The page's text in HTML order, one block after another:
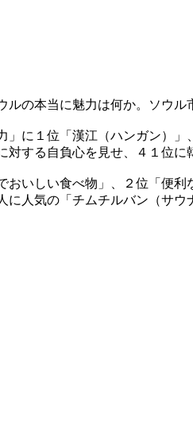
ルの本当に魅力は何か。ソウ
」に１位「漢江（ハンガン）
対する自負心を見せ、４１位
おいしい食べ物」、２位「便
に人気の「チムチルバン（サ